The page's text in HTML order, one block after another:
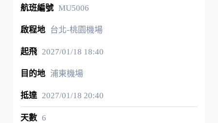
MU5006
台北-桃園機場
2027/01/18 18:40
浦東機場
2027/01/18 20:40
6